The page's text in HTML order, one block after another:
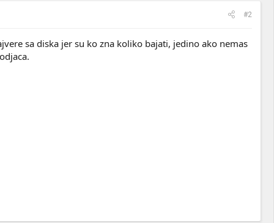
#2
sa diska jer su ko zna koliko bajati, jedino ako nemas